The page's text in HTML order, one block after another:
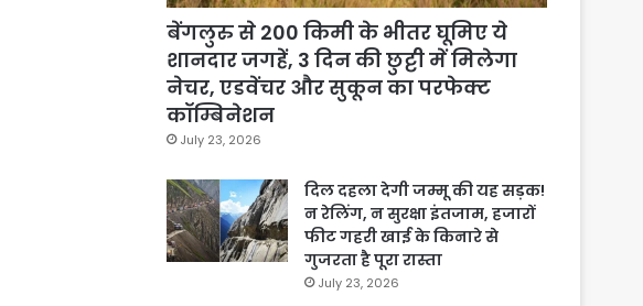
बेंगलुरु से 200 किमी के भीतर घूमिए ये
शानदार जगहें, 3 दिन की छुट्टी में मिलेगा
नेचर, एडवेंचर और सुकून का परफेक्ट
कॉम्बिनेशन
July 23, 2026
दिल दहला देगी जम्मू की यह सड़क!
न रेलिंग, न सुरक्षा इंतजाम, हजारों
फीट गहरी खाई के किनारे से
गुजरता है पूरा रास्ता
July 23, 2026